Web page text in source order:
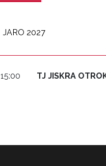
JARO 2027
15:00 TJ JISKRA